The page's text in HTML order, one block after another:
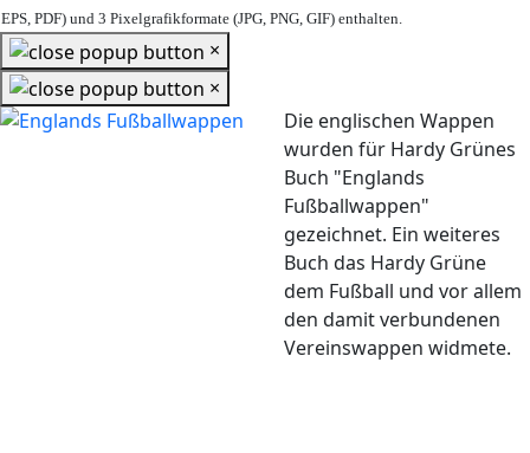
EPS, PDF) und 3 Pixelgrafikformate (JPG, PNG, GIF) enthalten.
×
×
Die englischen Wappen
wurden für Hardy Grünes
Buch "Englands
Fußballwappen"
gezeichnet. Ein weiteres
Buch das Hardy Grüne
dem Fußball und vor allem
den damit verbundenen
Vereinswappen widmete.